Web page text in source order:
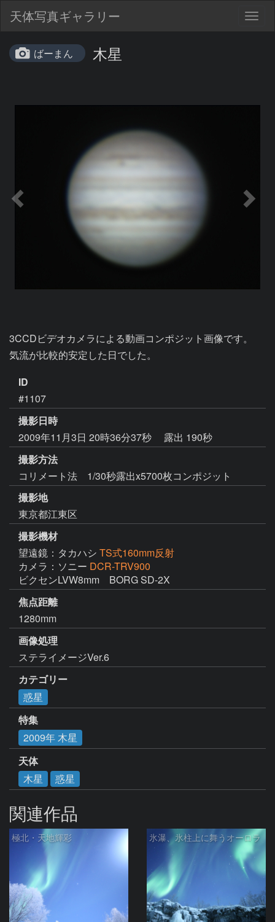
天体写真ギャラリー
ばーまん 木星
3CCDビデオカメラによる動画コンポジット画像です。
気流が比較的安定した日でした。
ID
#1107
撮影日時
2009年11月3日 20時36分37秒
露出 190秒
撮影方法
コリメート法 1/30秒露出x5700枚コンポジット
撮影地
東京都江東区
撮影機材
望遠鏡：タカハシ TS式160mm反射
カメラ：ソニー DCR-TRV900
ビクセンLVW8mm　BORG SD-2X
焦点距離
1280mm
画像処理
ステライメージVer.6
カテゴリー
惑星
特集
2009年 木星
天体
木星
惑星
関連作品
極北・天地輝彩 氷瀑、氷柱上に舞うオーロラ